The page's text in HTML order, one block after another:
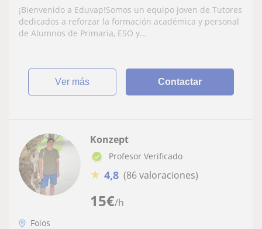
¡Bienvenido a Eduvap!Somos un equipo joven de Tutores
dedicados a reforzar la formación académica y personal
de Alumnos de Primaria, ESO y...
ver más Contactar
15€/h
Konzept
Profesor Verificado
★ 4,8 (86 valoraciones)
Foios